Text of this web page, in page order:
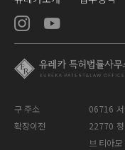
구 주소
06716 서
확장이전
22770
브 티아